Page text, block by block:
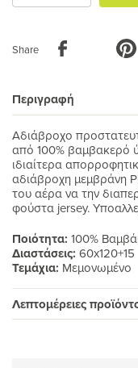
καλάθι
Share
Περιγραφή
Αδιάβροχο
από 100% βαμβακερό
ιδιαίτερα
αδιάβροχη μεμβράνη
του αέρα να την
φούστα jersey.
Ποιότητα: 100%
Διαστάσεις: 60x120+15
Τεμάχια: Μεμονωμένο
Λεπτομέρειες